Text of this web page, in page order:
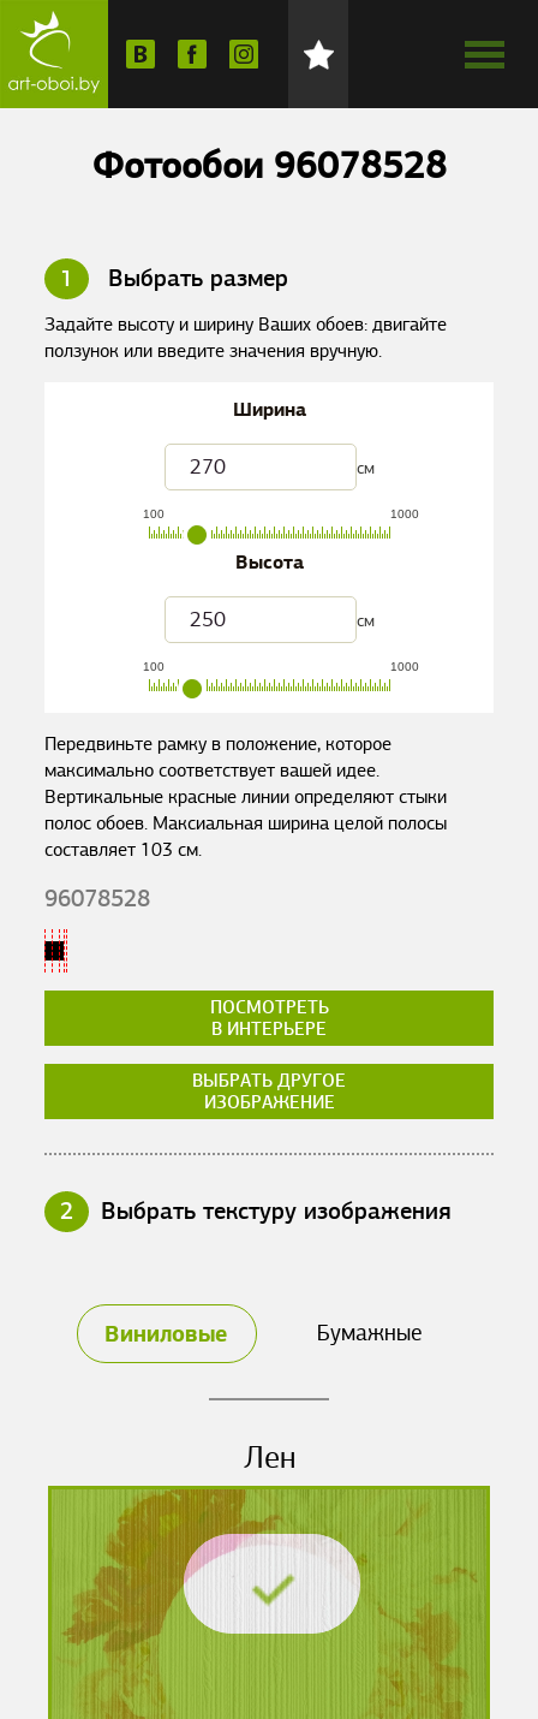
Фотообои 96078528
1 Выбрать размер
Задайте высоту и ширину Ваших обоев: двигайте
ползунок или введите значения вручную.
Ширина
см
100 1000
Высота
см
100 1000
Передвиньте рамку в положение, которое
максимально соответствует вашей идее.
Вертикальные красные линии определяют стыки
полос обоев. Максиальная ширина целой полосы
составляет 103 см.
96078528
ПОСМОТРЕТЬ
В ИНТЕРЬЕРЕ
ВЫБРАТЬ ДРУГОЕ
ИЗОБРАЖЕНИЕ
2 Выбрать текстуру изображения
Виниловые Бумажные
Лен